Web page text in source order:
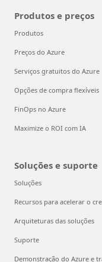
Produtos e preços
Produtos
Preços do Azure
Serviços gratuitos do Azure
Opções de compra flexíveis
FinOps no Azure
Maximize o ROI com IA
Soluções e suporte
Soluções
Recursos para acelerar o
Arquiteturas das soluções
Suporte
Demonstração do Azure e